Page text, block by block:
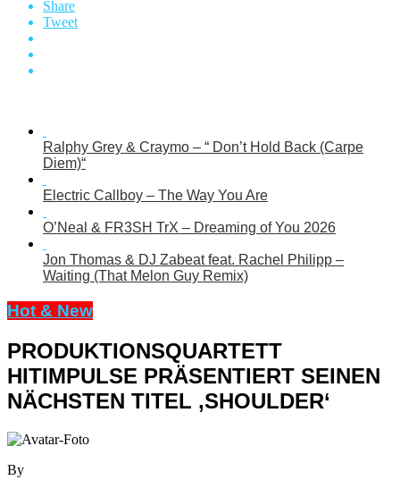
Share
Tweet
Ralphy Grey & Craymo – “ Don’t Hold Back (Carpe
Diem)“
Electric Callboy – The Way You Are
O’Neal & FR3SH TrX – Dreaming of You 2026
Jon Thomas & DJ Zabeat feat. Rachel Philipp –
Waiting (That Melon Guy Remix)
Hot & New
PRODUKTIONSQUARTETT
HITIMPULSE PRÄSENTIERT SEINEN
NÄCHSTEN TITEL ‚SHOULDER‘
By